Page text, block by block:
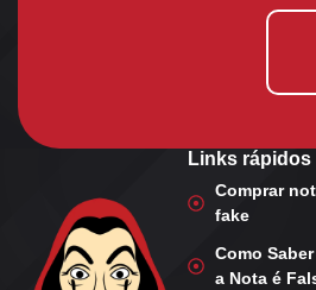
Links rápidos
Comprar
fake
Como
a Nota é